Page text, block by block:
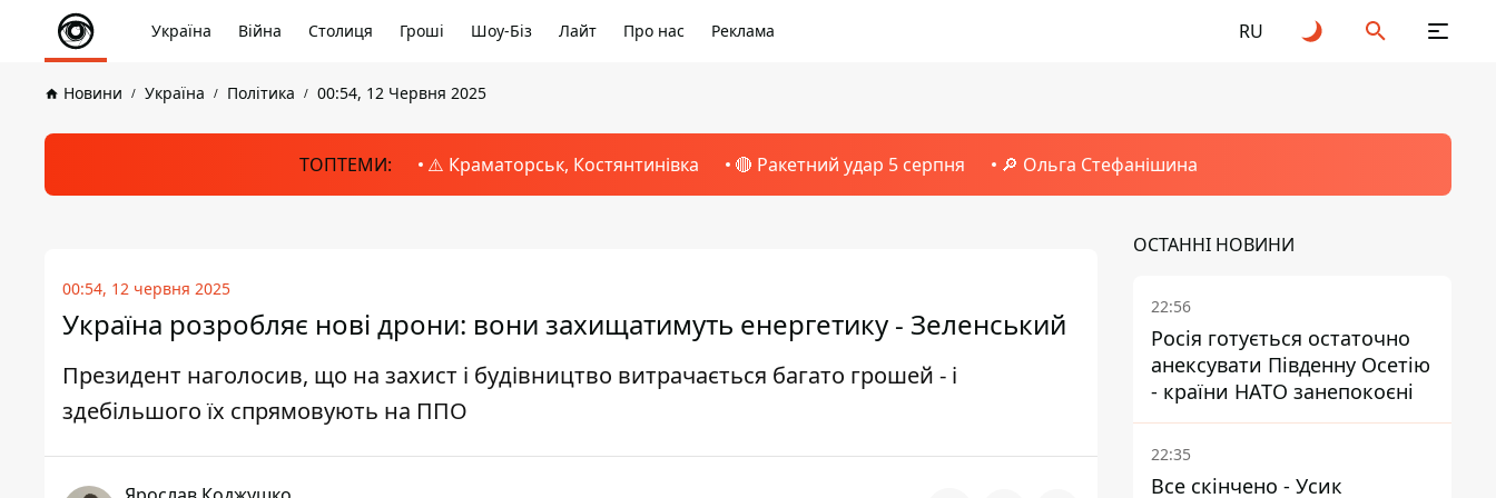
Україна Війна Столиця Гроші Шоу-Біз Лайт Про нас Реклама RU
Новини Україна Політика 00:54, 12 Червня 2025
ТОПТЕМИ: ⚠️ Краматорськ, Костянтинівка 🔴 Ракетний удар 5 серпня 🔎 Ольга Стефанішина
00:54, 12 червня 2025
Україна розробляє нові дрони: вони захищатимуть енергетику - Зеленський
Президент наголосив, що на захист і будівництво витрачається багато грошей - і
здебільшого їх спрямовують на ППО
ОСТАННІ НОВИНИ
22:56
Росія готується остаточно
анексувати Південну Осетію
- країни НАТО занепокоєні
22:35
Все скінчено - Усик